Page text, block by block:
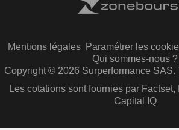
Mentions légales Paramétrer les
Qui sommes-nous ?
Copyright © 2026 Surperformance SAS.
Les cotations sont fournies par
Capital IQ